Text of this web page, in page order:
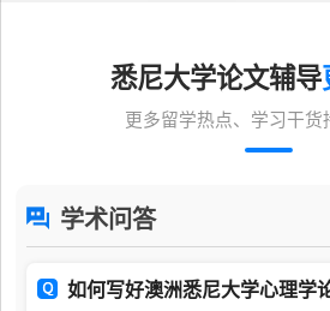
悉尼大学论文辅导
更多留学热点、学习干货
学术问答
如何写好澳洲悉尼大学心理学